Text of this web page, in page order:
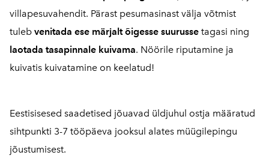
villapesuvahendit. Pärast pesumasinast välja võtmist
tuleb venitada ese märjalt õigesse suurusse tagasi ning
laotada tasapinnale kuivama. Nöörile riputamine ja
kuivatis kuivatamine on keelatud!
Eestisisesed saadetised jõuavad üldjuhul ostja määratud
sihtpunkti 3-7 tööpäeva jooksul alates müügilepingu
jõustumisest.